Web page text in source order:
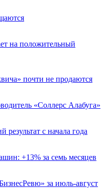
на положительный
почти не продаются
«Соллерс Алабуга»
с начала года
+13% за семь месяцев
за июль-август